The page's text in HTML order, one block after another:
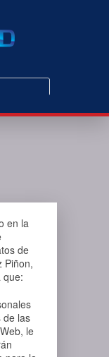
en la
de
Piñon,
que:
de las
le